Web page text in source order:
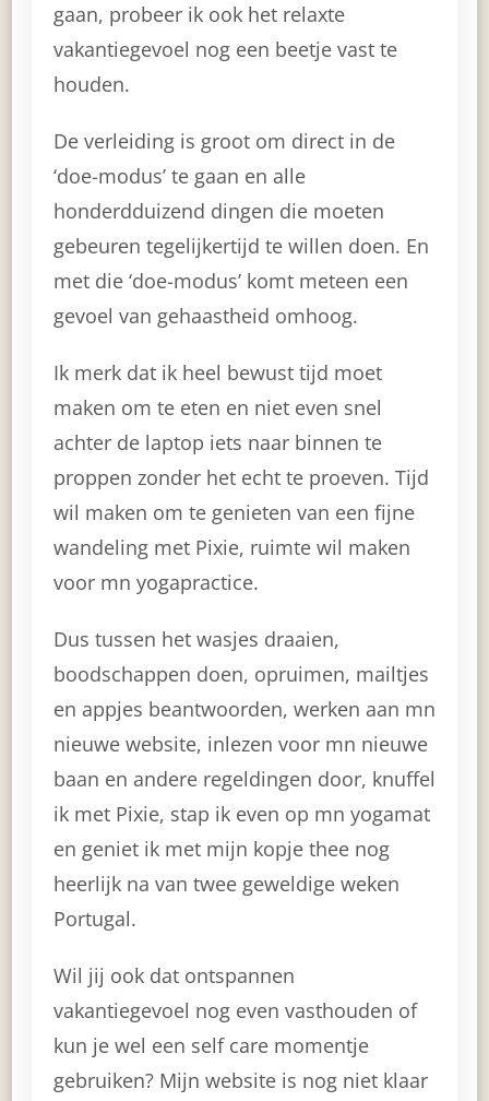
gaan, probeer ik ook het relaxte
vakantiegevoel nog een beetje vast te
houden.
De verleiding is groot om direct in de
‘doe-modus’ te gaan en alle
honderdduizend dingen die moeten
gebeuren tegelijkertijd te willen doen. En
met die ‘doe-modus’ komt meteen een
gevoel van gehaastheid omhoog.
Ik merk dat ik heel bewust tijd moet
maken om te eten en niet even snel
achter de laptop iets naar binnen te
proppen zonder het echt te proeven. Tijd
wil maken om te genieten van een fijne
wandeling met Pixie, ruimte wil maken
voor mn yogapractice.
Dus tussen het wasjes draaien,
boodschappen doen, opruimen, mailtjes
en appjes beantwoorden, werken aan mn
nieuwe website, inlezen voor mn nieuwe
baan en andere regeldingen door, knuffel
ik met Pixie, stap ik even op mn yogamat
en geniet ik met mijn kopje thee nog
heerlijk na van twee geweldige weken
Portugal.
Wil jij ook dat ontspannen
vakantiegevoel nog even vasthouden of
kun je wel een self care momentje
gebruiken? Mijn website is nog niet klaar